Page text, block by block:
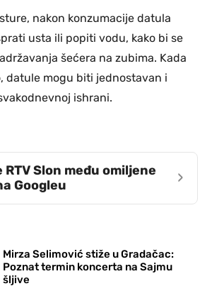
nakon konzumacije datula
usta ili popiti vodu, kako bi se
šećera na zubima. Kada
datule mogu biti jednostavan i
ishrani.
RTV Slon među omiljene
Googleu
›
Mirza Selimović stiže u Gradačac:
Poznat termin koncerta na Sajmu
šljive